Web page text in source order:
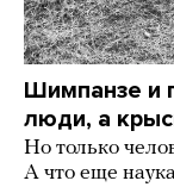
Шимпанзе и
люди, а
Но только
А что еще